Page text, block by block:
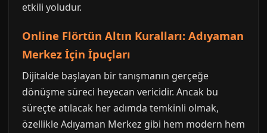
etkili yoludur.
Online Flörtün Altın Kuralları: Adıyaman
Merkez İçin İpuçları
Dijitalde başlayan bir tanışmanın gerçeğe
dönüşme süreci heyecan vericidir. Ancak bu
süreçte atılacak her adımda temkinli olmak,
özellikle Adıyaman Merkez gibi hem modern hem